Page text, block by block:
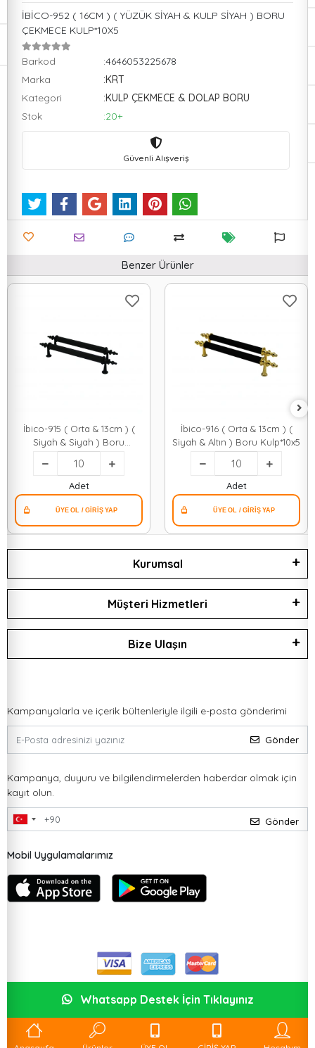
İBİCO-952 ( 16CM ) ( YÜZÜK SİYAH & KULP SİYAH ) BORU
ÇEKMECE KULP*10X5
Barkod
:4646053225678
Marka
:KRT
Kategori
:KULP ÇEKMECE & DOLAP BORU
Stok
:20+
Güvenli Alışveriş
Benzer Ürünler
İbico-915 ( Orta & 13cm ) (
Siyah & Siyah ) Boru
Kulp*10x5
Adet
İbico-916 ( Orta & 13cm ) (
Siyah & Altın ) Boru Kulp*10x5
Adet
Kurumsal
Müşteri Hizmetleri
Bize Ulaşın
Kampanyalarla ve içerik bültenleriyle ilgili e-posta gönderimi
Gönder
Kampanya, duyuru ve bilgilendirmelerden haberdar olmak için
kayıt olun.
Gönder
Mobil Uygulamalarımız
Whatsapp Destek İçin Tıklayınız